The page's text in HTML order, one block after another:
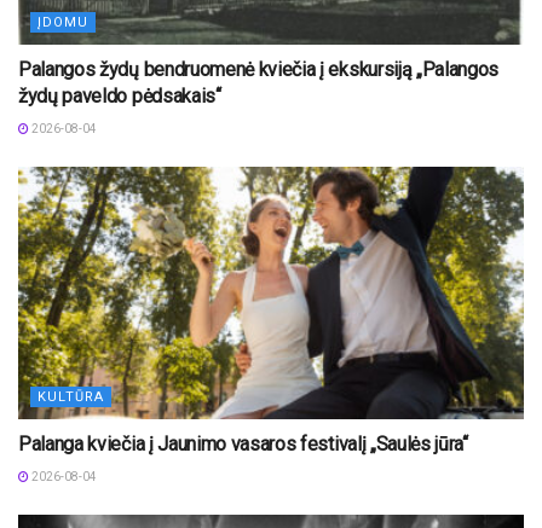
ĮDOMU
Palangos žydų bendruomenė kviečia į ekskursiją „Palangos
žydų paveldo pėdsakais“
2026-08-04
KULTŪRA
Palanga kviečia į Jaunimo vasaros festivalį „Saulės jūra“
2026-08-04